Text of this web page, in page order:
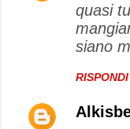
quasi
siano
RISPONDI